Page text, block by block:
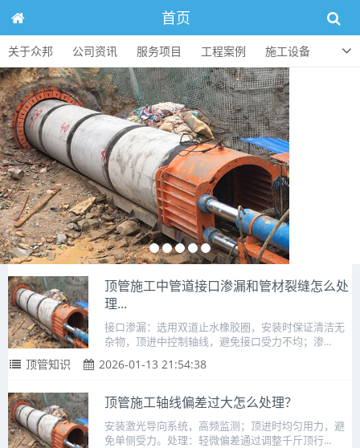
首页
关于众邦 公司资讯 服务项目 工程案例
施工设备
人才招聘
顶管知识 联系方式
顶管施工中管道接口渗漏和管材裂缝怎么处
理...
接口渗漏：选用双道止水橡胶圈，安装时保证清洁无
杂物，顶进中控制轴线，避免接口受力不均；渗...
顶管知识 2026-01-13 21:54:38
顶管施工轴线偏差过大怎么处理？
安装激光导向系统，高频监测；顶进时均匀用力，避
免单侧受力。处理：轻微偏差通过调整千斤顶行...